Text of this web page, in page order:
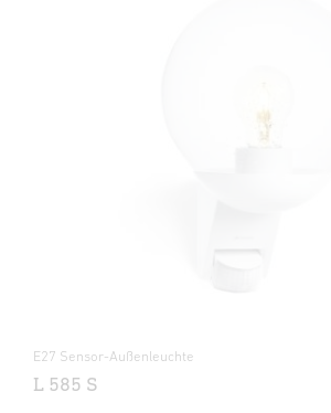
E27 Sensor-Außenleuchte
L 585 S